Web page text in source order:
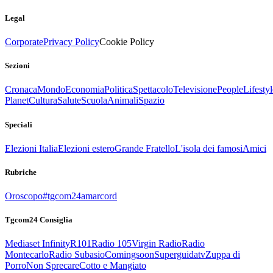
Legal
CorporatePrivacy PolicyCookie Policy
Sezioni
CronacaMondoEconomiaPoliticaSpettacoloTelevisionePeople
PlanetCulturaSaluteScuolaAnimaliSpazio
Speciali
Elezioni ItaliaElezioni esteroGrande FratelloL'isola dei famosiAmici
Rubriche
Oroscopo#tgcom24amarcord
Tgcom24 Consiglia
Mediaset InfinityR101Radio 105Virgin RadioRadio
MontecarloRadio SubasioComingsoonSuperguidatvZuppa di
PorroNon SprecareCotto e Mangiato